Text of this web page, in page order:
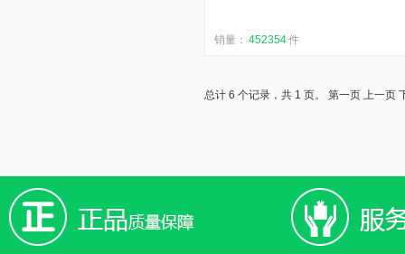
销量： 452354件
总计 6 个记录，共 1 页。 第一页 上一页